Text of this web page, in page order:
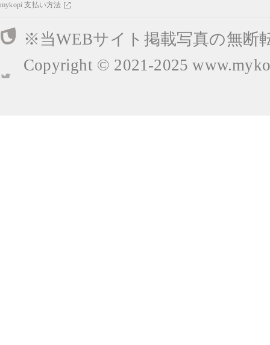
mykopi 支払い方法
※当WEBサイト掲載写真の無断
Copyright © 2021-2025